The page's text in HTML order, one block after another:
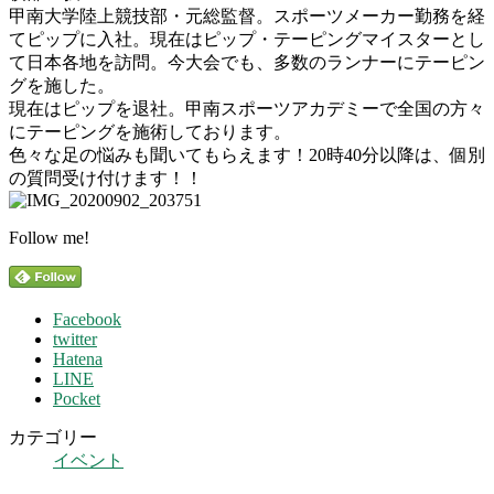
甲南大学陸上競技部・元総監督。スポーツメーカー勤務を経
てピップに入社。現在はピップ・テーピングマイスターとし
て日本各地を訪問。今大会でも、多数のランナーにテーピン
グを施した。
現在はピップを退社。甲南スポーツアカデミーで全国の方々
にテーピングを施術しております。
色々な足の悩みも聞いてもらえます！20時40分以降は、個別
の質問受け付けます！！
Follow me!
Facebook
twitter
Hatena
LINE
Pocket
カテゴリー
イベント